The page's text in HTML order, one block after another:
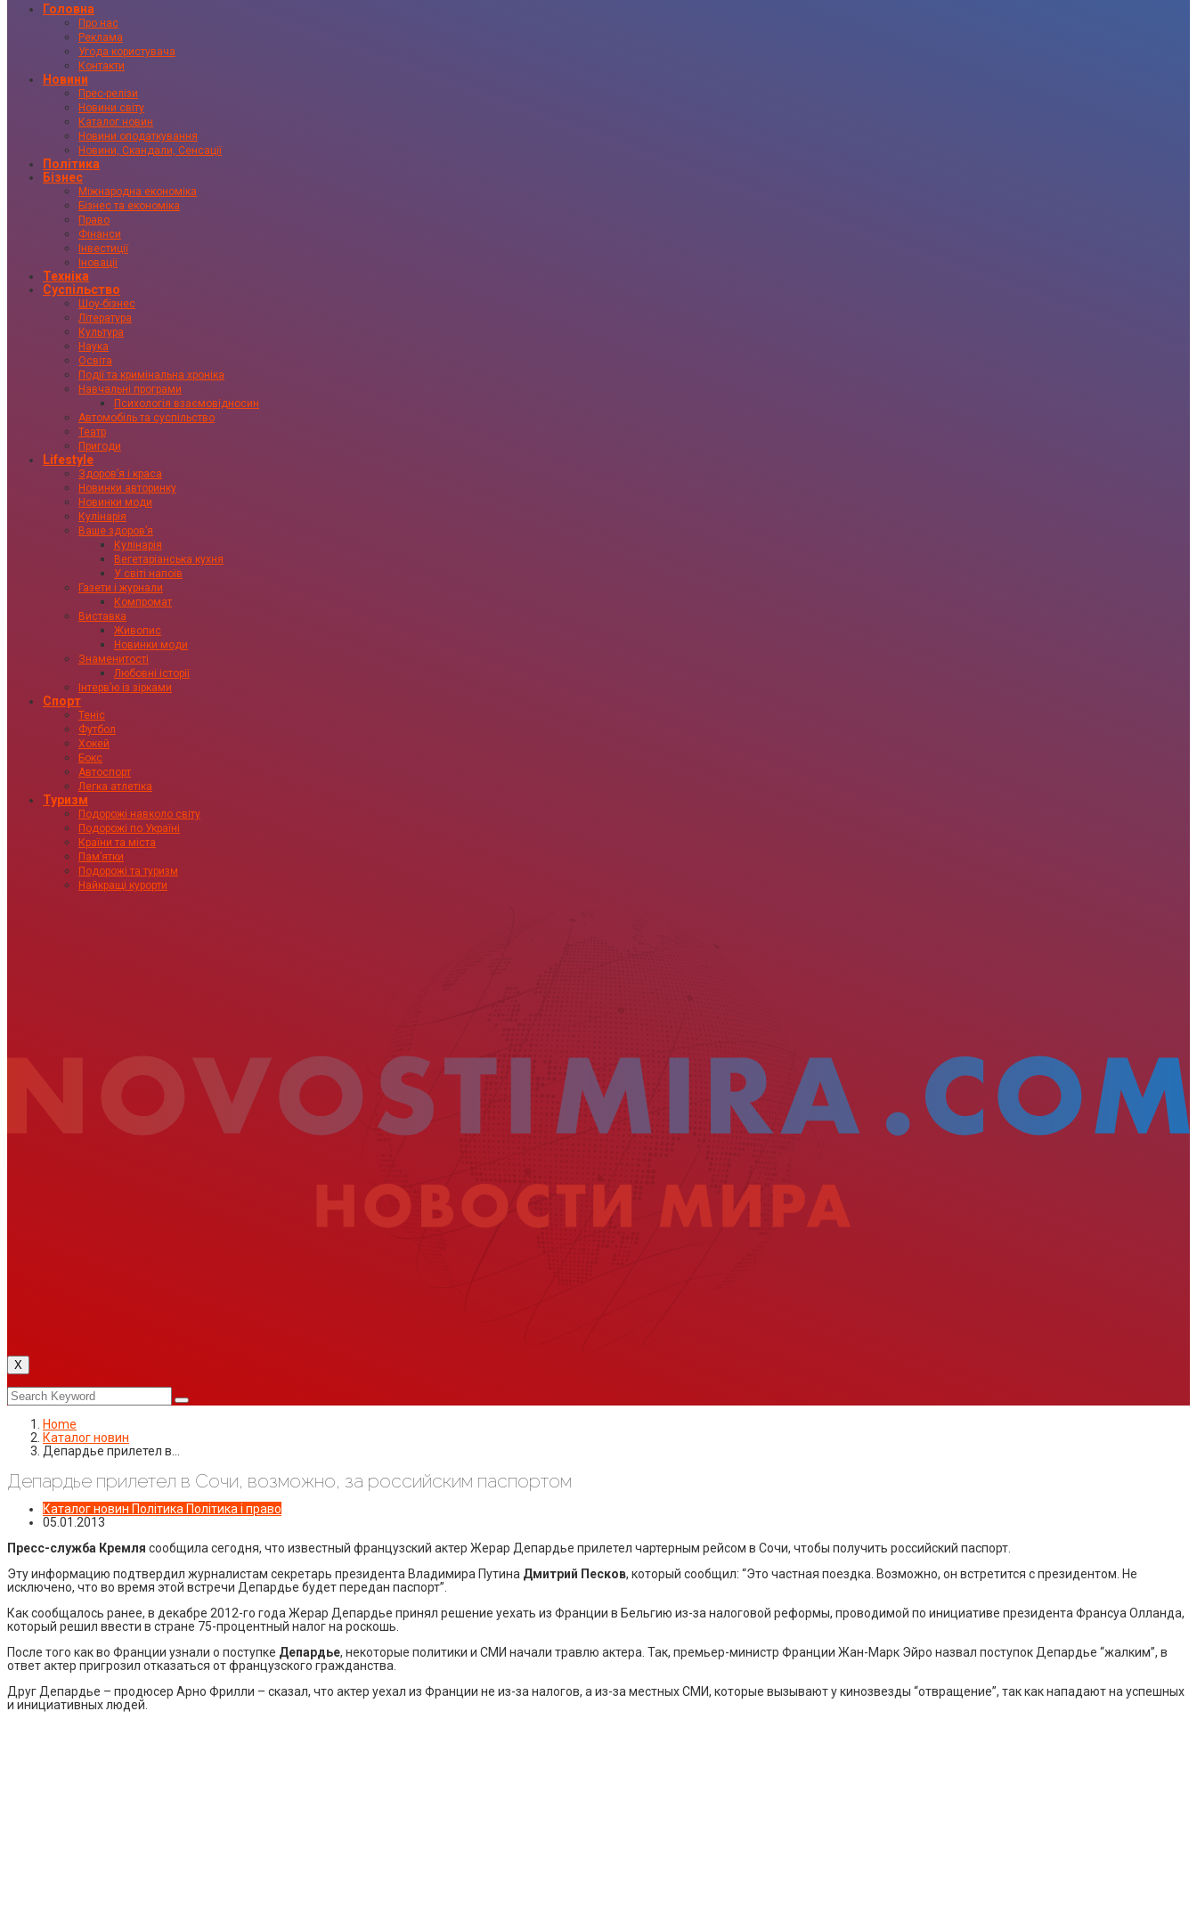
Головна
Про нас
Реклама
Угода користувача
Контакти
Новини
Прес-релізи
Новини світу
Каталог новин
Новини оподаткування
Новини, Скандали, Сенсації
Політика
Бізнес
Міжнародна економіка
Бізнес та економіка
Право
Фінанси
Інвестиції
Іновації
Техніка
Суспільство
Шоу-бізнес
Література
Культура
Наука
Освіта
Події та кримінальна хроніка
Навчальні програми
Психологія взаємовідносин
Автомобіль та суспільство
Театр
Пригоди
Lifestyle
Здоровʼя і краса
Новинки авторинку
Новинки моди
Кулінарія
Ваше здоровʼя
Кулінарія
Вегетаріанська кухня
У світі напоїв
Газети і журнали
Компромат
Виставка
Живопис
Новинки моди
Знаменитості
Любовні історії
Інтервʼю із зірками
Спорт
Теніс
Футбол
Хокей
Бокс
Автоспорт
Легка атлетіка
Туризм
Подорожі навколо світу
Подорожі по Україні
Країни та міста
Пам’ятки
Подорожі та туризм
Найкращі курорти
X
Home
Каталог новин
Депардье прилетел в…
Депардье прилетел в Сочи, возможно, за российским паспортом
Каталог новин Політика Політика і право
05.01.2013
Пресс-служба Кремля сообщила сегодня, что известный французский актер Жерар Депардье прилетел чартерным рейсом в Сочи, чтобы получить российский паспорт.
Эту информацию подтвердил журналистам секретарь президента Владимира Путина Дмитрий Песков, который сообщил: “Это частная поездка. Возможно, он встретится с президентом. Не
исключено, что во время этой встречи Депардье будет передан паспорт”.
Как сообщалось ранее, в декабре 2012-го года Жерар Депардье принял решение уехать из Франции в Бельгию из-за налоговой реформы, проводимой по инициативе президента Франсуа Олланда,
который решил ввести в стране 75-процентный налог на роскошь.
После того как во Франции узнали о поступке Депардье, некоторые политики и СМИ начали травлю актера. Так, премьер-министр Франции Жан-Марк Эйро назвал поступок Депардье “жалким”, в
ответ актер пригрозил отказаться от французского гражданства.
Друг Депардье – продюсер Арно Фрилли – сказал, что актер уехал из Франции не из-за налогов, а из-за местных СМИ, которые вызывают у кинозвезды “отвращение”, так как нападают на успешных
и инициативных людей.